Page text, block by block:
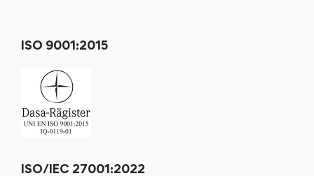
ISO 9001:2015
ISO/IEC 27001:2022